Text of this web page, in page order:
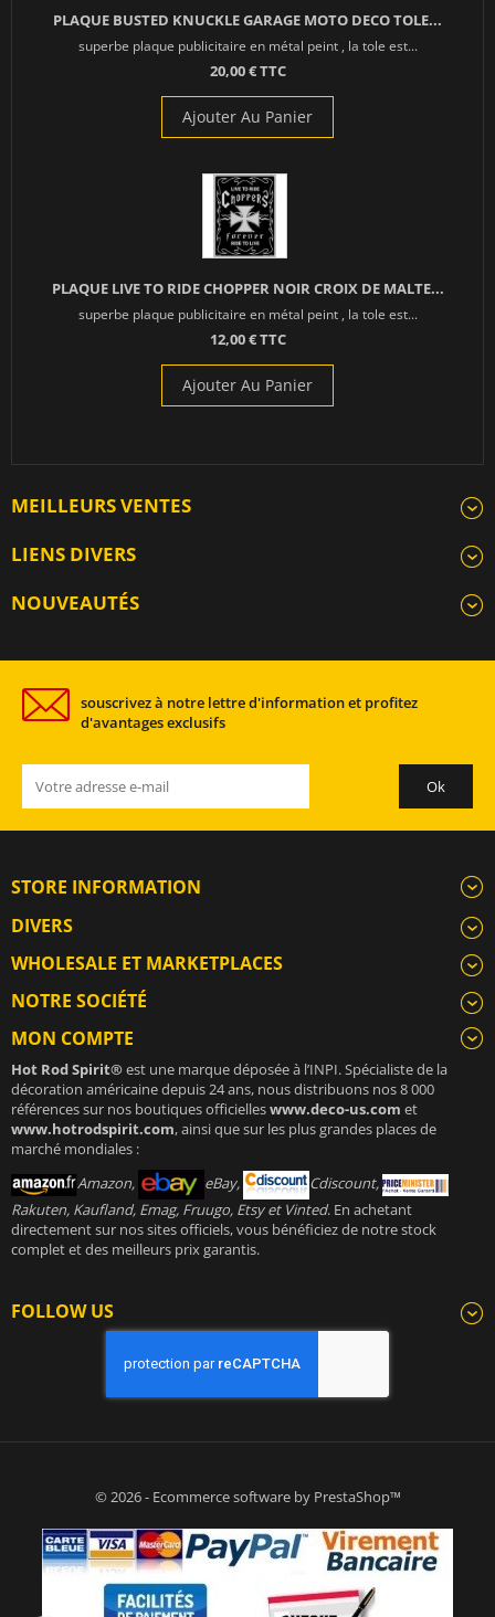
PLAQUE BUSTED KNUCKLE GARAGE MOTO DECO TOLE...
superbe plaque publicitaire en métal peint , la tole est...
20,00 € TTC
Ajouter Au Panier
PLAQUE LIVE TO RIDE CHOPPER NOIR CROIX DE MALTE...
superbe plaque publicitaire en métal peint , la tole est...
12,00 € TTC
Ajouter Au Panier
MEILLEURS VENTES
LIENS DIVERS
NOUVEAUTÉS
souscrivez à notre lettre d'information et profitez
d'avantages exclusifs
STORE INFORMATION
DIVERS
WHOLESALE ET MARKETPLACES
NOTRE SOCIÉTÉ
MON COMPTE
Hot Rod Spirit®est une marque déposée à l’INPI. Spécialiste de la
décoration américaine depuis 24 ans, nous distribuons nos 8 000
références sur nos boutiques officielleswww.deco-us.com et
www.hotrodspirit.com, ainsi que sur les plus grandes places de
marché mondiales :
Amazon,
eBay,
Cdiscount,
Rakuten, Kaufland, Emag, Fruugo, Etsy et Vinted. En achetant
directement sur nos sites officiels, vous bénéficiez de notre stock
complet et des meilleurs prix garantis.
FOLLOW US
© 2026 - Ecommerce software by PrestaShop™